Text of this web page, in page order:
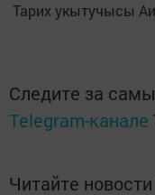
Тарих укытучысы
Следите за
Telegram-канале
Читайте